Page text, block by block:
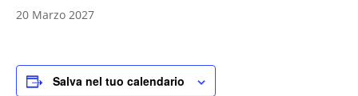
20 Marzo 2027
Salva nel tuo calendario